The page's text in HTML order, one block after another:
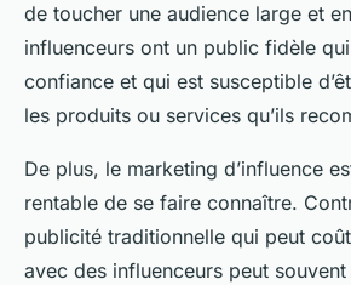
de toucher une audience large et
influenceurs ont un public fidèle
confiance et qui est susceptible
les produits ou services qu’ils
De plus, le marketing d’influence
rentable de se faire connaître.
publicité traditionnelle qui peut
avec des influenceurs peut